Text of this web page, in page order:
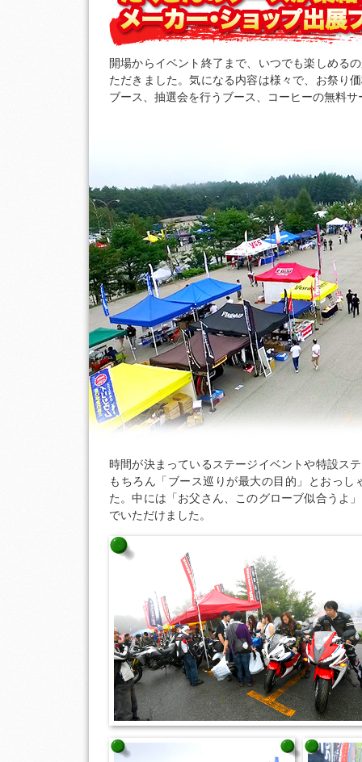
開場からイベント終了まで、いつでも楽しめる
ただきました。気になる内容は様々で、お祭り
ブース、抽選会を行うブース、コーヒーの無料
時間が決まっているステージイベントや特設ス
もちろん「ブース巡りが最大の目的」とおっ
た。中には「お父さん、このグローブ似合うよ
でいただけました。